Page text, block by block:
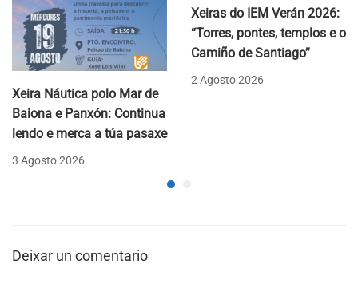
Xeira Náutica polo Mar de
Baiona e Panxón: Continua
lendo e merca a túa pasaxe
3 Agosto 2026
Xeiras do IEM Verán 2026:
“Torres, pontes, templos e o
Camiño de Santiago”
2 Agosto 2026
Deixar un comentario